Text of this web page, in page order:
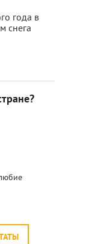
года в
снега